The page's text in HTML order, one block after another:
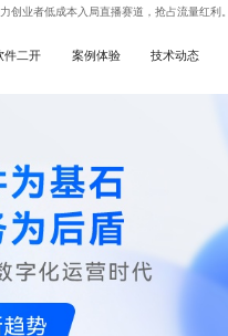
创业者低成本入局直播赛道，抢占流量红利。
件二开 案例体验 技术动态